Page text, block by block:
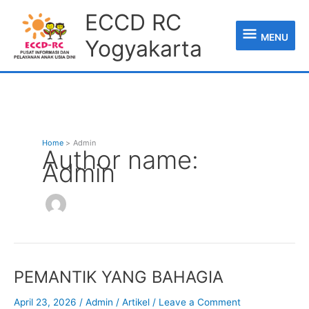
content
ECCD RC
Yogyakarta
MENU
Home Admin
Author name:
Admin
PEMANTIK YANG BAHAGIA
April 23, 2026 / Admin / Artikel / Leave a Comment
PEMANTIK
YANG
BAHAGIA